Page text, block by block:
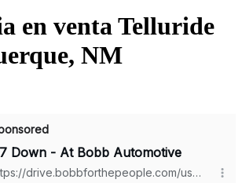
en venta Telluride
NM